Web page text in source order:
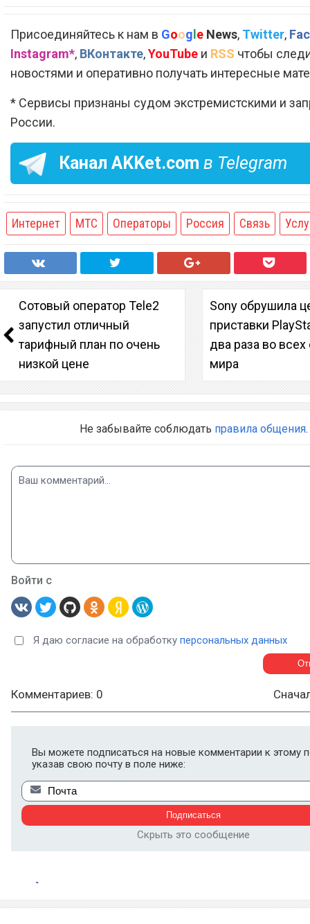
Присоединяйтесь к нам в Google News, Twitter,
Instagram*, ВКонтакте,YouTube и RSS чтобы
новостями и оперативно получать интересные
* Сервисы признаны судом экстремистскими и
России.
Канал AKKet.com в Telegram
Интернет МТС Операторы Россия Связь
Сотовый оператор Tele2
запустил отличный
тарифный план по очень
низкой цене
Sony обрушила
приставки
два раза во всех
мира
Не забывайте соблюдать правила общения.
Войти с
Я даю согласие на обработку персональных данных
Комментариев: 0
Вы можете подписаться на новые комментарии к этому
указав свою почту в поле ниже:
Скрыть это сообщение